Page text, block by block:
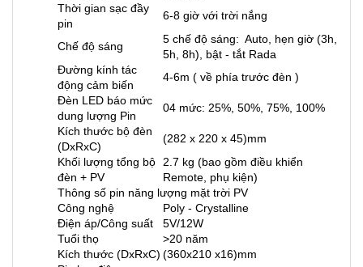
Thời gian sạc đầy
pin
6-8 giờ với trời nắng
Chế độ sáng
5 chế độ sáng: Auto, hẹn giờ (3h,
5h, 8h), bật - tắt Rada
Đường kính tác
động cảm biến
4-6m ( về phía trước đèn )
Đèn LED báo mức
dung lượng Pin
04 mức: 25%, 50%, 75%, 100%
Kích thước bộ đèn
(DxRxC)
(282 x 220 x 45)mm
Khối lượng tổng bộ
đèn + PV
2.7 kg (bao gồm điều khiển
Remote, phụ kiện)
Thông số pin năng lượng mặt trời PV
Công nghệ
Poly - Crystalline
Điện áp/Công suất
5V/12W
Tuổi thọ
>20 năm
Kích thước (DxRxC) (360x210 x16)mm